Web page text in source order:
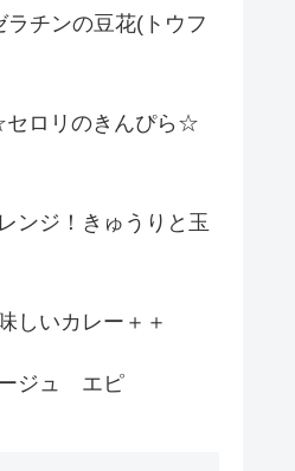
ラチンの豆花(トウフ
ロリのきんぴら☆
ンジ！きゅうりと玉
しいカレー＋＋
ジュ エピ